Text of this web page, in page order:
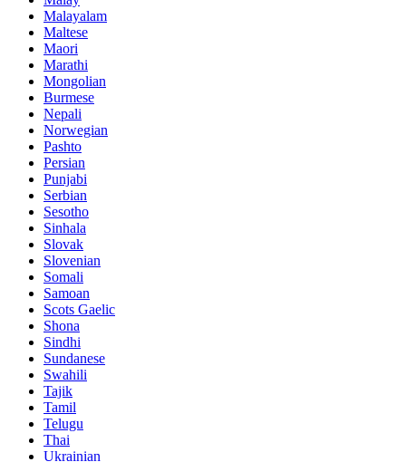
Malayalam
Maltese
Maori
Marathi
Mongolian
Burmese
Nepali
Norwegian
Pashto
Persian
Punjabi
Serbian
Sesotho
Sinhala
Slovak
Slovenian
Somali
Samoan
Scots Gaelic
Shona
Sindhi
Sundanese
Swahili
Tajik
Tamil
Telugu
Thai
Ukrainian